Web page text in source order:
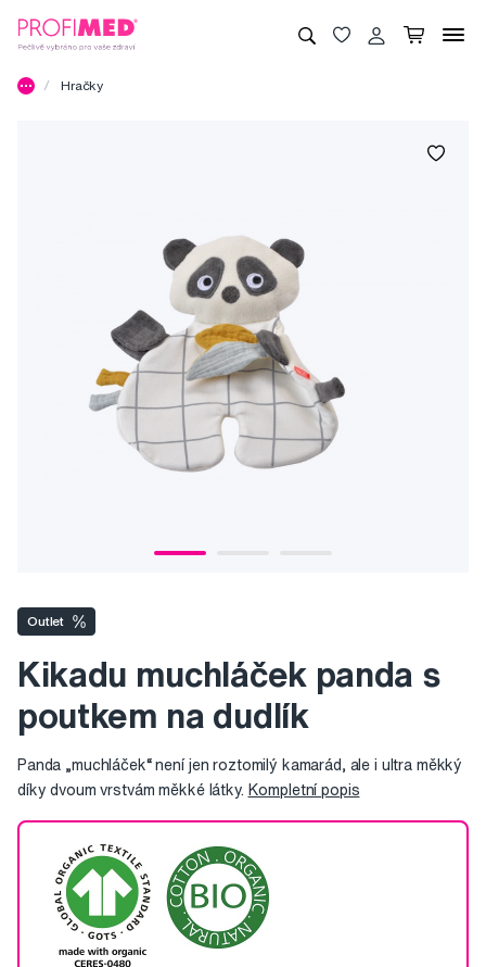
Hračky
Outlet
Kikadu muchláček panda s
poutkem na dudlík
Panda „muchláček“ není jen roztomilý kamarád, ale i ultra měkký
díky dvoum vrstvám měkké látky. Kompletní popis